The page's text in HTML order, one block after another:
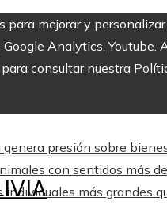
mejorar y
Analytics,
consultar nuestra
presión sobre
con sentidos más
individuales más grandes